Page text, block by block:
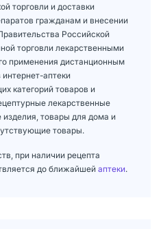
торговли и доставки
гражданам и внесении
Российской
торговли лекарственными
применения дистанционным
аптеки
категорий товаров и
лекарственные
товары для дома и
товары.
при наличии рецепта
до ближайшей аптеки.